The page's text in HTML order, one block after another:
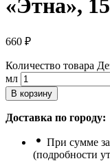
«Этна»,
660 ₽
Количество товара
мл
В корзину
Доставка по городу:
При сумме
(подробности